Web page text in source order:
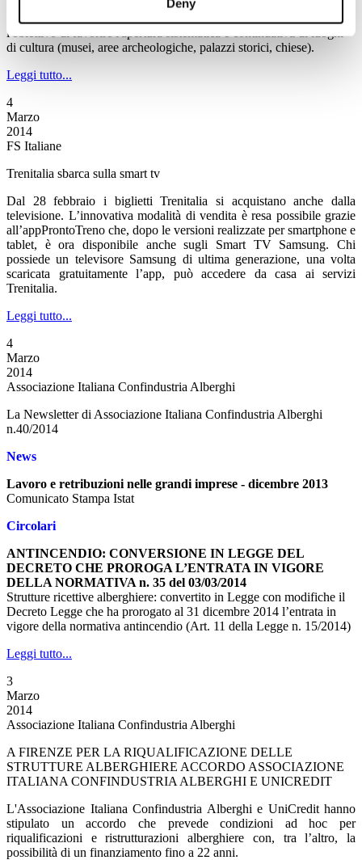
Deny
Sono stati 2 milioni i visitatori dei siti che aderiscono ad "Aperti per
Voi", l’ iniziativa del Touring Club Italiano nata nel 2005 con
l'obiettivo di favorire l'apertura sistematica e continuativa di luoghi
di cultura (musei, aree archeologiche, palazzi storici, chiese).
Leggi tutto...
4
Marzo
2014
FS Italiane
Trenitalia sbarca sulla smart tv
Dal 28 febbraio i biglietti Trenitalia si acquistano anche dalla
televisione. L’innovativa modalità di vendita è resa possibile grazie
all’appProntoTreno che, dopo le versioni realizzate per smartphone e
tablet, è ora disponibile anche sugli Smart TV Samsung. Chi
possiede un televisore Samsung di ultima generazione, una volta
scaricata gratuitamente l’app, può accedere da casa ai servizi
Trenitalia.
Leggi tutto...
4
Marzo
2014
Associazione Italiana Confindustria Alberghi
La Newsletter di Associazione Italiana Confindustria Alberghi
n.40/2014
News
Lavoro e retribuzioni nelle grandi imprese - dicembre 2013
Comunicato Stampa Istat
Circolari
ANTINCENDIO: CONVERSIONE IN LEGGE DEL
DECRETO CHE PROROGA L’ENTRATA IN VIGORE
DELLA NORMATIVA n. 35 del 03/03/2014
Strutture ricettive alberghiere: convertito in Legge con modifiche il
Decreto Legge che ha prorogato al 31 dicembre 2014 l’entrata in
vigore della normativa antincendio (Art. 11 della Legge n. 15/2014)
Leggi tutto...
3
Marzo
2014
Associazione Italiana Confindustria Alberghi
A FIRENZE PER LA RIQUALIFICAZIONE DELLE
STRUTTURE ALBERGHIERE ACCORDO ASSOCIAZIONE
ITALIANA CONFINDUSTRIA ALBERGHI E UNICREDIT
L'Associazione Italiana Confindustria Alberghi e UniCredit hanno
stipulato un accordo che prevede condizioni ad hoc per
riqualificazioni e ristrutturazioni alberghiere con, tra l’altro, la
possibilità di un finanziamento fino a 22 anni.